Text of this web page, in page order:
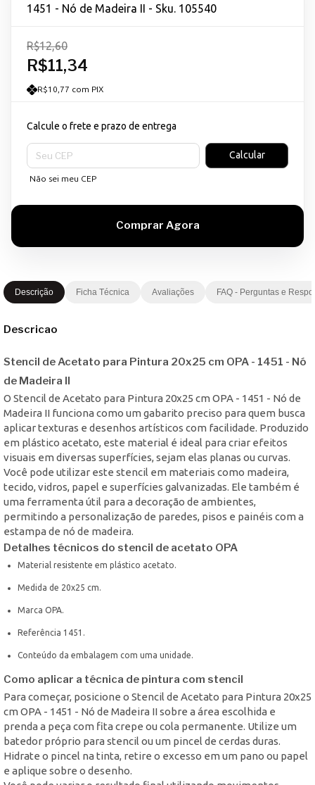
1451 - Nó de Madeira II - Sku. 105540
R$11,34
R$12,60
R$10,77 com PIX
Calcule o frete e prazo de entrega
Entregas para o CEP:
Calcular
Não sei meu CEP
Descrição Ficha Técnica Avaliações FAQ - Perguntas e
Descricao
Stencil de Acetato para Pintura 20x25 cm OPA - 1451 - Nó
de Madeira II
O Stencil de Acetato para Pintura 20x25 cm OPA - 1451 - Nó de
Madeira II funciona como um gabarito preciso para quem busca
aplicar texturas e desenhos artísticos com facilidade. Produzido
em plástico acetato, este material é ideal para criar efeitos
visuais em diversas superfícies, sejam elas planas ou curvas.
Você pode utilizar este stencil em materiais como madeira,
tecido, vidros, papel e superfícies galvanizadas. Ele também é
uma ferramenta útil para a decoração de ambientes,
permitindo a personalização de paredes, pisos e painéis com a
estampa de nó de madeira.
Detalhes técnicos do stencil de acetato OPA
Material resistente em plástico acetato.
Medida de 20x25 cm.
Marca OPA.
Referência 1451.
Conteúdo da embalagem com uma unidade.
Como aplicar a técnica de pintura com stencil
Para começar, posicione o Stencil de Acetato para Pintura 20x25
cm OPA - 1451 - Nó de Madeira II sobre a área escolhida e
prenda a peça com fita crepe ou cola permanente. Utilize um
batedor próprio para stencil ou um pincel de cerdas duras.
Hidrate o pincel na tinta, retire o excesso em um pano ou papel
e aplique sobre o desenho.